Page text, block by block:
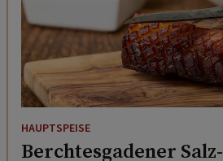
HAUPTSPEISE
Berchtesgadener Salz-